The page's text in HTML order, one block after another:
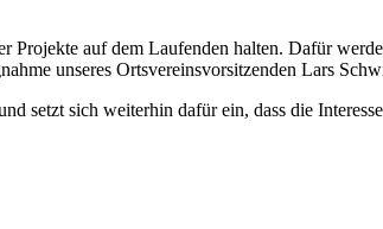
Projekte auf dem Laufenden halten. Dafür
unseres Ortsvereinsvorsitzenden Lars
setzt sich weiterhin dafür ein, dass die